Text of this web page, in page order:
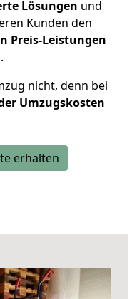
Lösungen und
Kunden den
Preis-Leistungen
nicht, denn bei
Umzugskosten
erhalten